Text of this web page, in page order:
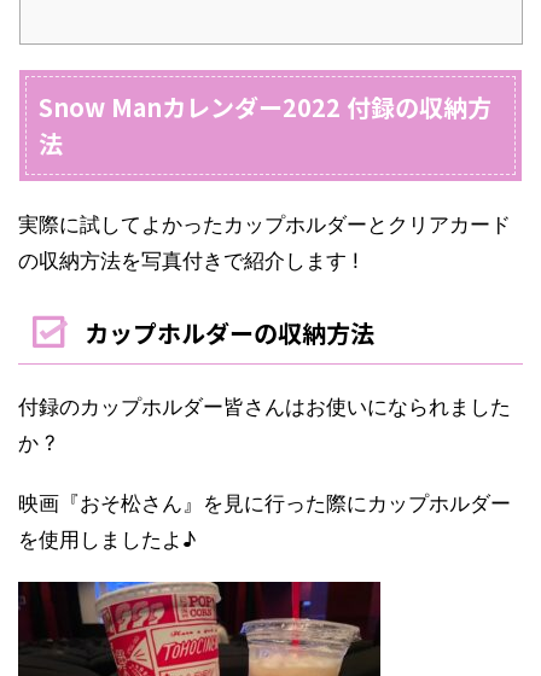
Snow Manカレンダー2022 付録の収納方
法
実際に試してよかったカップホルダーとクリアカード
の収納方法を写真付きで紹介します !
カップホルダーの収納方法
付録のカップホルダー皆さんはお使いになられました
か ?
映画『おそ松さん』を見に行った際にカップホルダー
を使用しましたよ♪